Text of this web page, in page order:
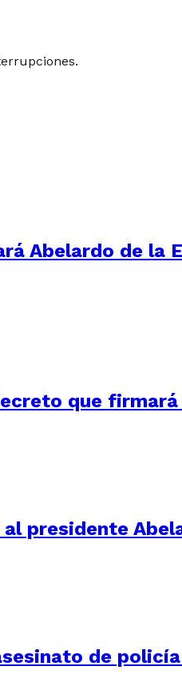
Abelardo de
que
presidente
de